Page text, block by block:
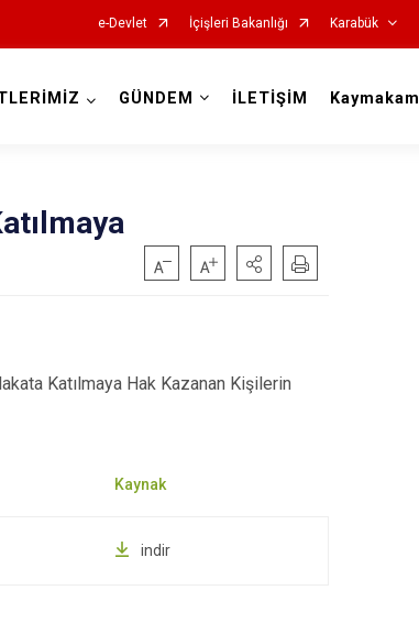
e-Devlet İçişleri Bakanlığı Karabük
Eflani
GÜNDEM İLETİŞİM Kaymakam
Katılmaya Hak Kazanan Kişilerin
indir